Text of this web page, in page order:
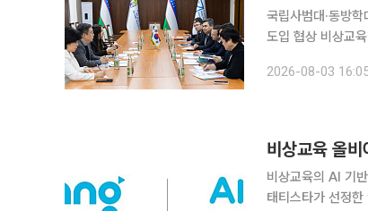
국립사범대·동방
도입 협상 비상교육이 우즈베키스탄에서 AI 기반 교육 플랫폼 ‘AllviA(올비아)’의 사업 영역을 확대
교육과 민간 교육
2026-08-03
비상교육 올
비상교육의 AI 기
태티스타가 선정